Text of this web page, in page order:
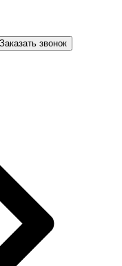
Заказать звонок